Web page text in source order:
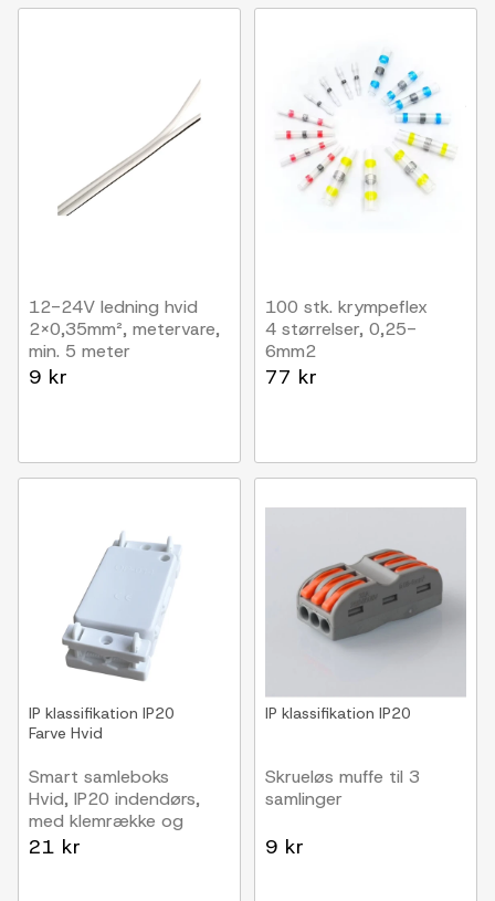
12-24V ledning hvid
2x0,35mm², metervare,
min. 5 meter
9 kr
100 stk. krympeflex
4 størrelser, 0,25-
6mm2
77 kr
IP klassifikation IP20
Farve Hvid
Smart samleboks
Hvid, IP20 indendørs,
med klemrække og
aflastning
21 kr
IP klassifikation IP20
Skrueløs muffe til 3
samlinger
9 kr